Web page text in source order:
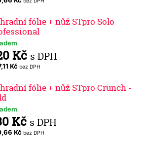
fólie + nůž STpro Solo
Kč s DPH
Kč bez DPH
fólie + nůž STpro Crunch -
Kč s DPH
Kč bez DPH